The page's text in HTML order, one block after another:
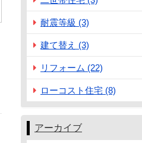
耐震等級 (3)
建て替え (3)
リフォーム (22)
ローコスト住宅 (8)
アーカイブ